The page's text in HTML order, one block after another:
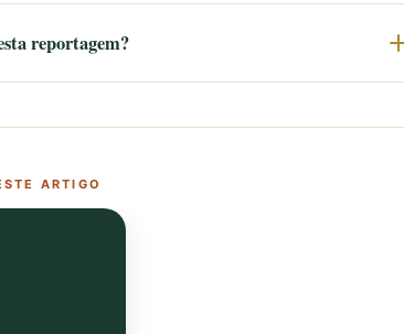
reportagem?
ARTIGO